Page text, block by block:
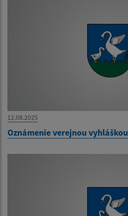
12.08.2025
Oznámenie verejnou vyhláškou